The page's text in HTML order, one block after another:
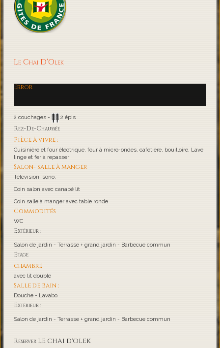
Le Chai D'Olek
Error
2 couchages - 2 épis
Rez-De-Chaussée
Pièce à vivre :
Cuisinière et four électrique, four à micro-ondes, cafetière, bouilloire, Lave
linge et fer à repasser
Salon- salle à manger
Télévision, sono.
Coin salon avec canapé lit
Coin salle à manger avec table ronde
Commodités
WC
Extérieur :
Salon de jardin - Terrasse + grand jardin - Barbecue commun
Etage
chambre
avec lit double
Salle de Bain :
Douche - Lavabo
Extérieur :
Salon de jardin - Terrasse + grand jardin - Barbecue commun
Réserver LE CHAI D'OLEK